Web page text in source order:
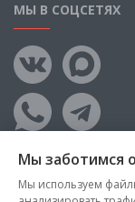
МЫ В СОЦСЕТЯХ
Мы заботимся
Мы используем